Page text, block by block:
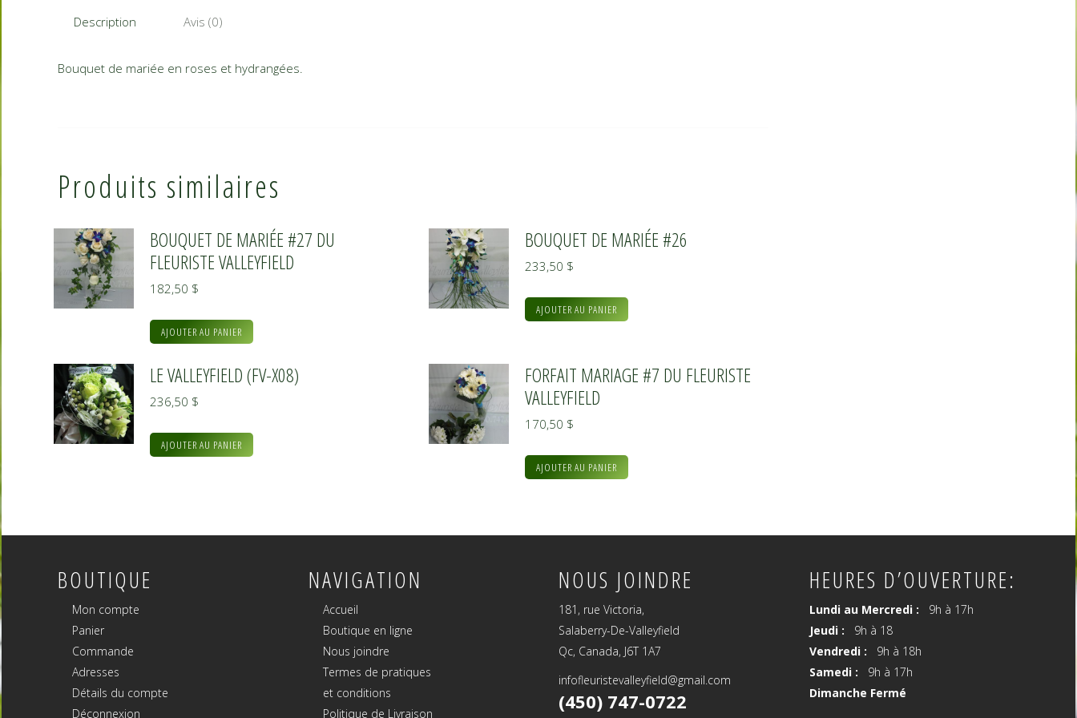
Description Avis (0)
Bouquet de mariée en roses et hydrangées.
Produits similaires
BOUQUET DE MARIÉE #27 DU
FLEURISTE VALLEYFIELD
182,50 $
AJOUTER AU PANIER
BOUQUET DE MARIÉE #26
233,50 $
AJOUTER AU PANIER
LE VALLEYFIELD (FV-X08)
236,50 $
AJOUTER AU PANIER
FORFAIT MARIAGE #7 DU FLEURISTE
VALLEYFIELD
170,50 $
AJOUTER AU PANIER
BOUTIQUE
Mon compte
Panier
Commande
Adresses
Détails du compte
Déconnexion
NAVIGATION
Accueil
Boutique en ligne
Nous joindre
Termes de pratiques
et conditions
Politique de Livraison
NOUS JOINDRE
181, rue Victoria,
Salaberry-De-Valleyfield
Qc, Canada, J6T 1A7
infofleuristevalleyfield@gmail.com
(450) 747-0722
HEURES D’OUVERTURE:
Lundi au Mercredi :
9h à 17h
Jeudi :
9h à 18
Vendredi :
9h à 18h
Samedi :
9h à 17h
Dimanche Fermé